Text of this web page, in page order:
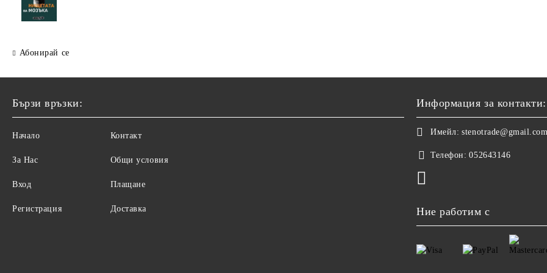
Абонирай се
Бързи връзки:
Начало
За Нас
Вход
Регистрация
Контакт
Общи условия
Плащане
Доставка
Информация за контакти:
Имейл:
Телефон: 052643146
Ние работим с